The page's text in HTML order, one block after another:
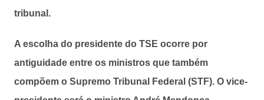
tribunal.
A escolha do presidente do TSE ocorre por
antiguidade entre os ministros que também
compõem o Supremo Tribunal Federal (STF). O vice-